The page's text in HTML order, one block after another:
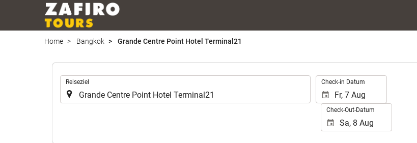
Home Bangkok Grande Centre Point Hotel Terminal21
Reiseziel Check-in Datum
Check-Out-Datum